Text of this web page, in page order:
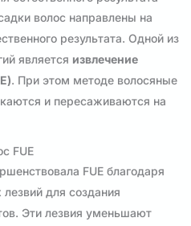
волос направлены на
результата. Одной из
является извлечение
. При этом методе волосяные
и пересаживаются на
FUE
FUE благодаря
для создания
Эти лезвия уменьшают